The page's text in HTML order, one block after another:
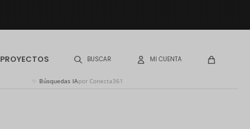
PROYECTOS
Búsquedas IApor Conecta361